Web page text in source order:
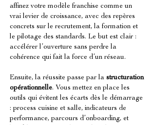
affinez votre modèle franchise comme un
vrai levier de croissance, avec des repères
concrets sur le recrutement, la formation et
le pilotage des standards. Le but est clair :
accélérer l’ouverture sans perdre la
cohérence qui fait la force d’un réseau.
Ensuite, la réussite passe par la structuration
opérationnelle. Vous mettez en place les
outils qui évitent les écarts dès le démarrage
: process cuisine et salle, indicateurs de
performance, parcours d’onboarding, et